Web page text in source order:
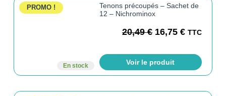
PROMO !
En stock
Tenons précoupés – Sachet de
12 – Nichrominox
20,49€ 16,75€ TTC
Voir le produit